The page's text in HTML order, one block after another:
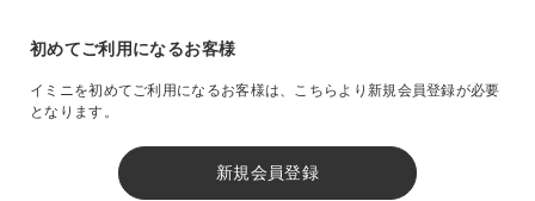
初めてご利用になるお客様
イミニを初めてご利用になるお客様は、
こちらより新規会員登録が必要
となります。